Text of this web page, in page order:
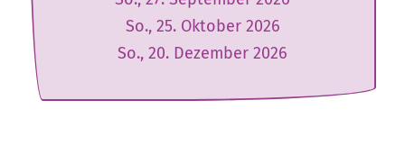
So., 25. Oktober 2026
So., 20. Dezember 2026